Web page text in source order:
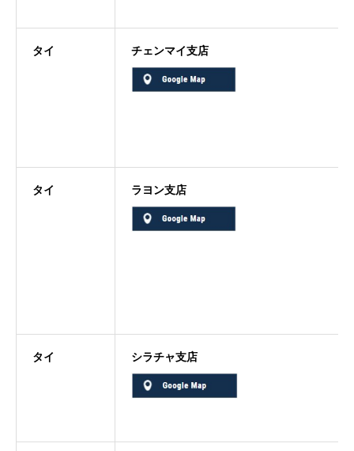
タイ チェンマイ支店
タイ ラヨン支店
タイ シラチャ支店